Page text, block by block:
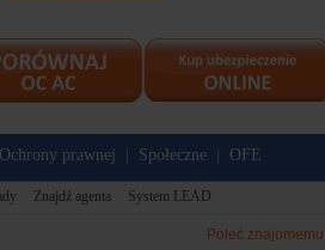
Ochrony prawnej Społeczne OFE
Znajdź agenta System LEAD
Poleć znajomemu